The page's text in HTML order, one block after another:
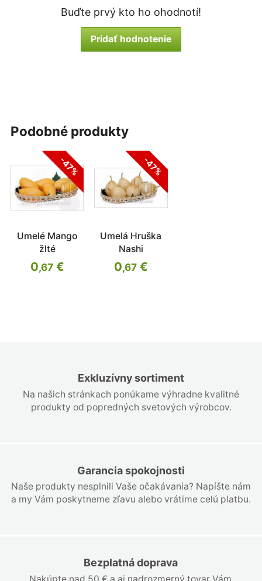
Exkluzívny sortiment
Na našich stránkach ponúkame výhradne kvalitné
produkty od popredných svetových výrobcov.
Garancia spokojnosti
Naše produkty nesplnili Vaše očakávania? Napíšte nám
a my Vám poskytneme zľavu alebo vrátime celú platbu.
Bezplatná doprava
Nakúpte nad 50 € a aj nadrozmerný tovar Vám
Buďte prvý kto ho ohodnotí!
Pridať hodnotenie
podobné produkty
-47%
Umelé Mango
žlté
0,67€
-47%
Umelá Hruška
Nashi
0,67€